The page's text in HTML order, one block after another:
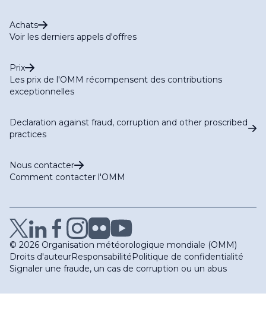
Achats
Voir les derniers appels d'offres
Prix
Les prix de l'OMM récompensent des contributions
exceptionnelles
Declaration against fraud, corruption and other proscribed
practices
Nous contacter
Comment contacter l'OMM
© 2026 Organisation météorologique mondiale (OMM)
Droits d'auteurResponsabilitéPolitique de confidentialité
Signaler une fraude, un cas de corruption ou un abus